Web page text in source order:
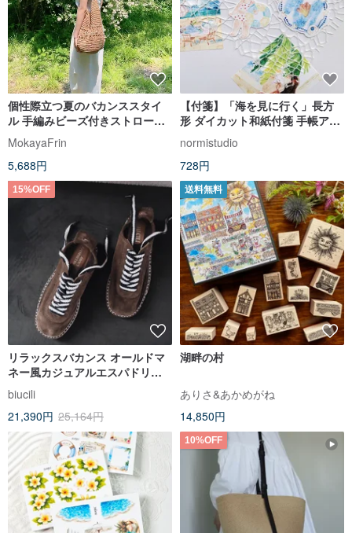
個性際立つ夏のバカンススタイ
ル 手編みビーズ付きストローバ
ケットバッグ
MokayaFrin
5,688円
【付箋】「海を見に行く」長方
形 ダイカット和紙付箋 手帳アレ
normistudio
728円
15%OFF
リラックスバカンス オールドマ
ネー風カジュアルエスパドリー
ユ ハンドメイド 白/茶
biucili
21,390円 25,164円
送料無料
湖畔の村
ありさ&あかめがね
14,850円
10%OFF